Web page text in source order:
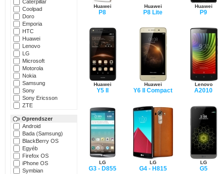
Caterpillar
Coolpad
Doro
Emporia
HTC
Huawei
Lenovo
LG
Microsoft
Motorola
Nokia
Samsung
Sony
Sony Ericsson
ZTE
Oprendszer
Android
Bada (Samsung)
BlackBerry OS
Egyéb
Firefox OS
iPhone OS
Symbian
Huawei
P8
Huawei
P8 Lite
Huawei
P9
Huawei
Y5 II
Huawei
Y6 II Compact
Lenovo
A2010
LG
G3 - D855
LG
G4 - H815
LG
G5